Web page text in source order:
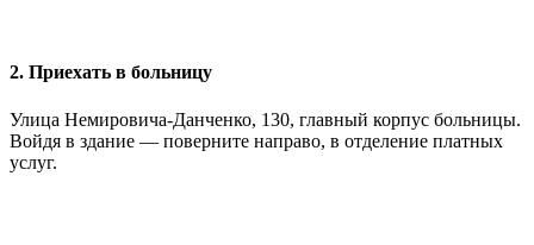
2. Приехать в больницу
Улица Немировича-Данченко, 130, главный корпус больницы.
Войдя в здание — поверните направо, в отделение платных
услуг.